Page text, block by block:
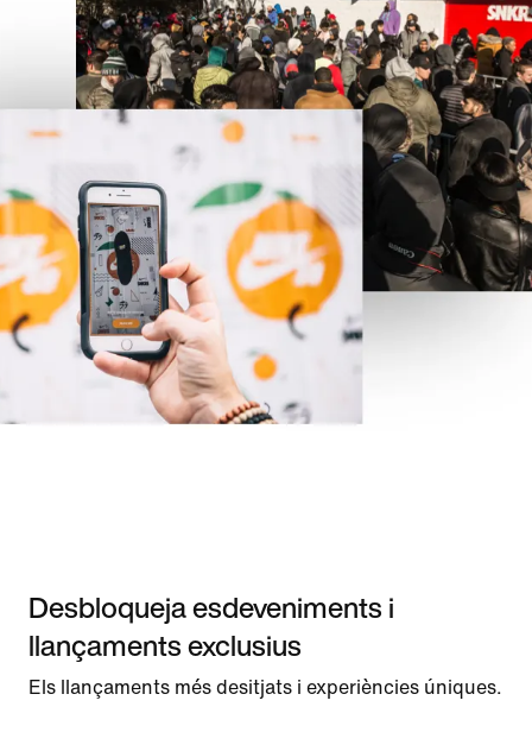
Desbloqueja esdeveniments i
llançaments exclusius
Els llançaments més desitjats i experiències úniques.